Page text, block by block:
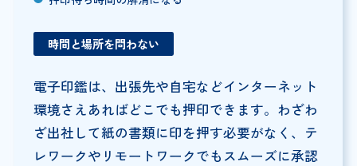
時間と場所を問わない
電子印鑑は、出張先や自宅などインターネット
環境さえあればどこでも押印できます。わざわ
ざ出社して紙の書類に印を押す必要がなく、テ
レワークやリモートワークでもスムーズに承認